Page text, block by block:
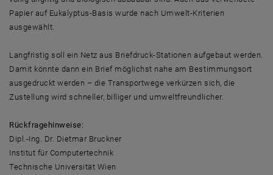
Papier auf Eukalyptus-Basis wurde nach Umwelt-Kriterien
ausgewählt.
Langfristig soll ein Netz aus Briefdruck-Stationen aufgebaut werden.
Damit könnte dann ein Brief möglichst nahe am Bestimmungsort
ausgedruckt werden – die Transportwege verkürzen sich, die
Zustellung wird schneller, billiger und umweltfreundlicher.
Rückfragehinweise:
Dipl.-Ing. Dr. Dietmar Bruckner
Institut für Computertechnik
Technische Universität Wien